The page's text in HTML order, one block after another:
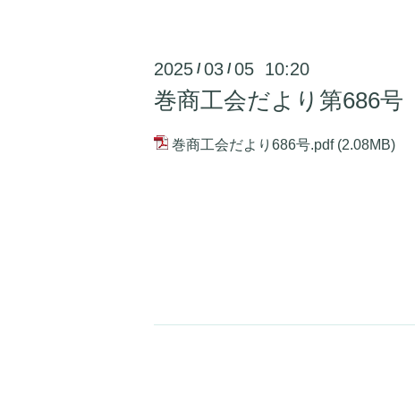
2025 /03 /05 10:20
巻商工会だより第686号
巻商工会だより686号.pdf (2.08MB)